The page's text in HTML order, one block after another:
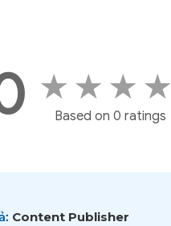
★ ★ ★ ★
Based on 0 ratings
Content Publisher